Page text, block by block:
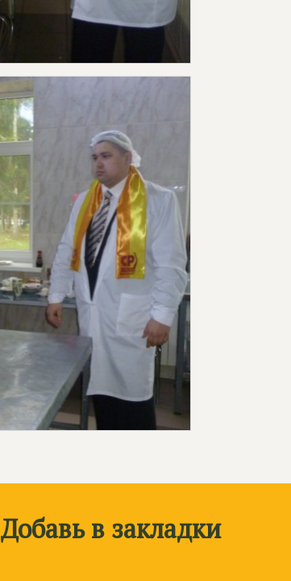
Добавь в закладки